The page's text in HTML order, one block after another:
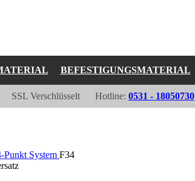
BEFESTIGUNGSMATERIAL
SSL Verschlüsselt Hotline: 0531 - 18050730
System F34